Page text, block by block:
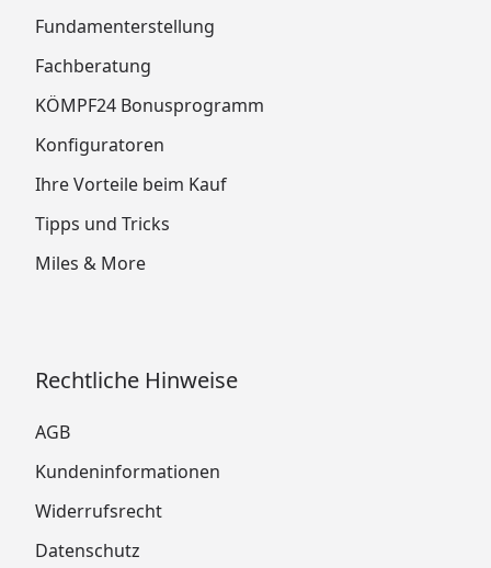
Fundamenterstellung
Fachberatung
KÖMPF24 Bonusprogramm
Konfiguratoren
Ihre Vorteile beim Kauf
Tipps und Tricks
Miles & More
Rechtliche Hinweise
AGB
Kundeninformationen
Widerrufsrecht
Datenschutz